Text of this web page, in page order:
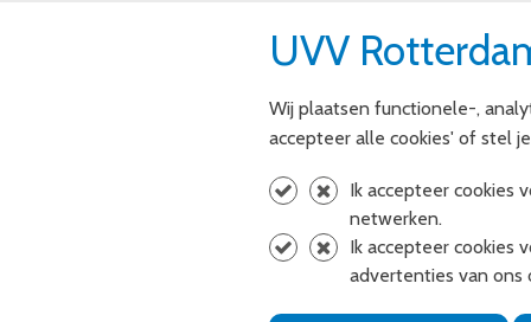
MDT is een initiatief van het
samenwerking met jongeren,
ministeries. Jongeren tussen
een sterke generatie die zich
Bij Rotterdamse Helden
zijn voor een eenzame
impact!
UVV
Wij plaatsen functionele-,
accepteer alle cookies' of stel
Ik accepteer cookies
netwerken.
Ik accepteer cookies
advertenties van ons